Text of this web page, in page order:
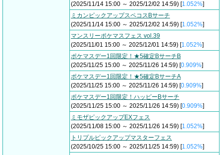
(2025/11/14 15:00 ～ 2025/12/02 14:59) [1.052%]
ミカンピックアップスペコスBサーチ
(2025/11/14 15:00 ～ 2025/12/02 14:59) [1.052%]
マンスリーポケマスフェス vol.39
(2025/11/01 15:00 ～ 2025/12/01 14:59) [1.052%]
ポケマスデー1回限定！★5確定BサーチB
(2025/11/25 15:00 ～ 2025/11/26 14:59) [0.909%]
ポケマスデー1回限定！★5確定BサーチA
(2025/11/25 15:00 ～ 2025/11/26 14:59) [0.909%]
ポケマスデー1回限定！ハッピーBサーチ
(2025/11/25 15:00 ～ 2025/11/26 14:59) [0.909%]
ミモザピックアップEXフェス
(2025/11/08 15:00 ～ 2025/11/26 14:59) [1.052%]
トリプルピックアップマスターフェス
(2025/10/25 15:00 ～ 2025/11/25 14:59) [1.052%]